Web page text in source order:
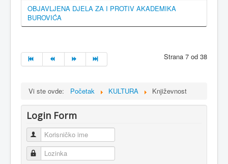
OBJAVLJENA DJELA ZA I PROTIV AKADEMIKA
BUROVIĆA
Strana 7 od 38
Vi ste ovde: Početak KULTURA Književnost
Login Form
Korisničko ime
Lozinka